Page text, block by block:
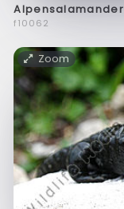
Alpensalamander
f10062
Zoom